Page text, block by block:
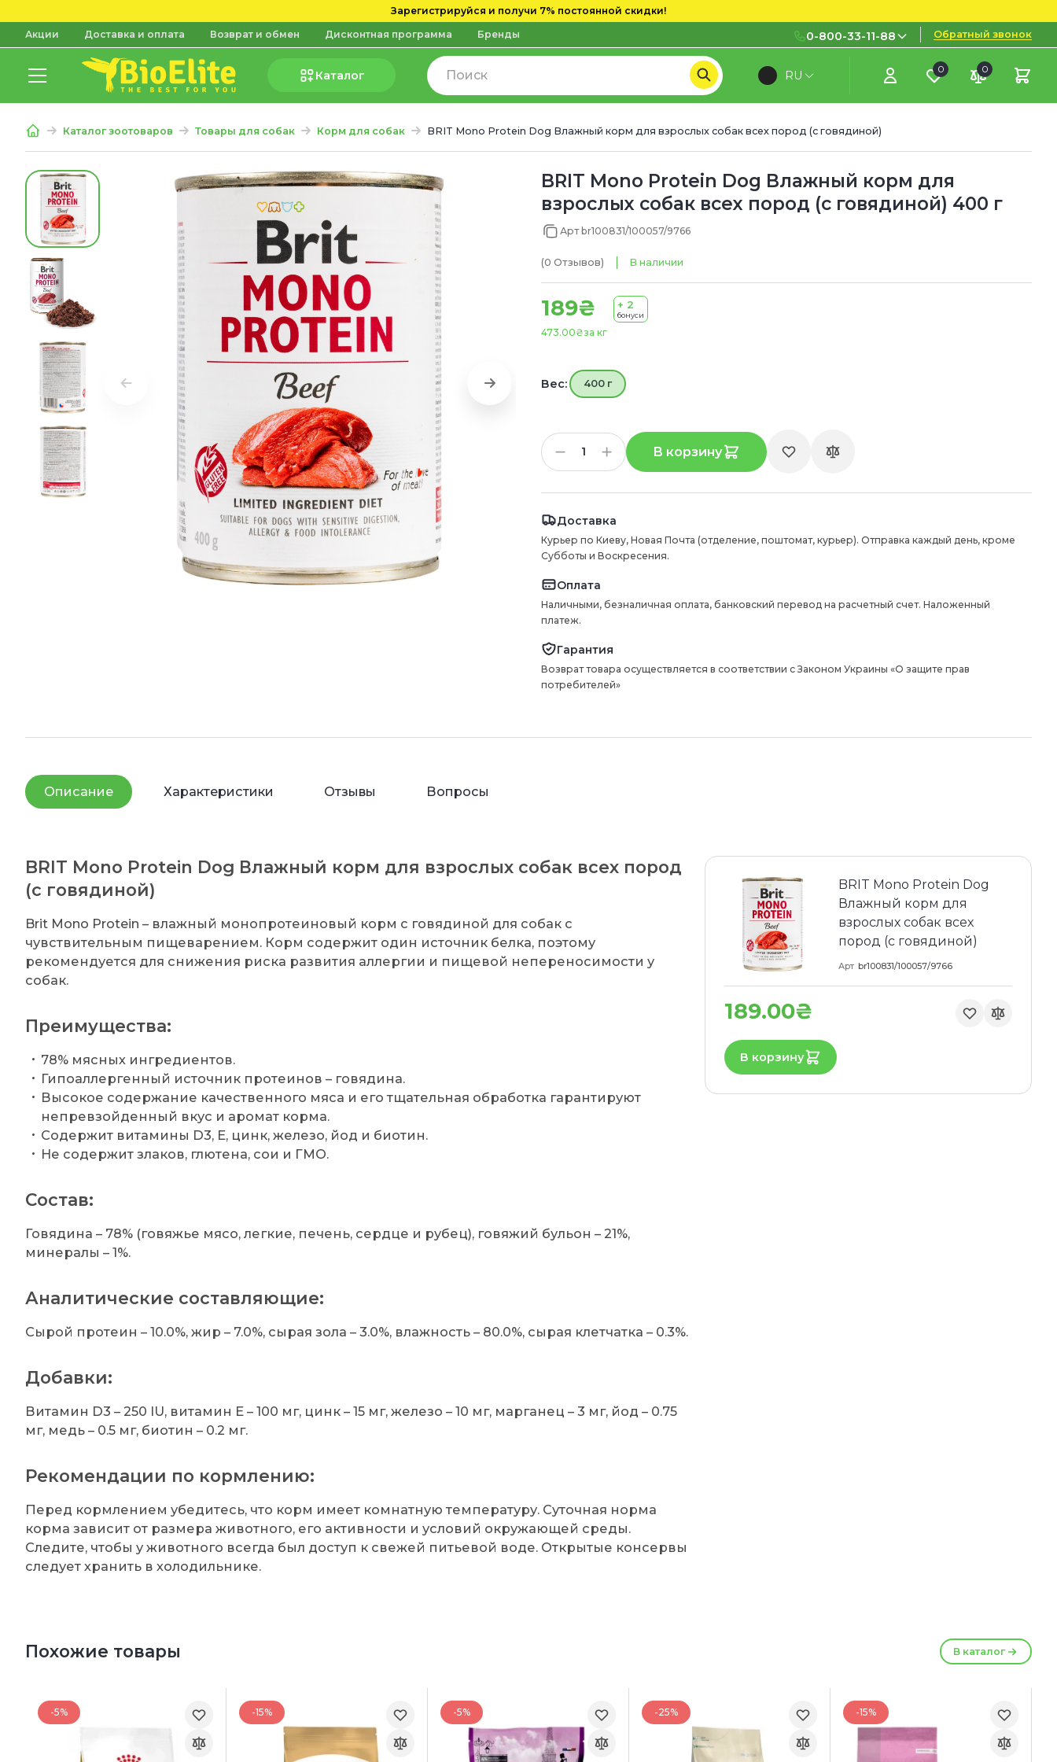
Зарегистрируйся и получи 7% постоянной скидки!
Акции Доставка и оплата Возврат и обмен Дисконтная программа Бренды 0-800-33-11-88
0-800-33-11-88
Бесплатно с городских и
(097) 133 11 88
(095) 133 11 88
(073) 133 11 88
Обратный звонок
Каталог RU 0 0
Каталог зоотоваров Товары для собак Корм для собак BRIT Mono Protein Dog Влажный корм для взрослых собак всех пород (с говядиной)
BRIT Mono Protein Dog Влажный корм для
взрослых собак всех пород (с говядиной) 400 г
Арт br100831/100057/9766
(0 Отзывов) В наличии
189₴
за кг
473.00₴
+ 2
бонуси
Вес: 400 г
В корзину
Доставка
Курьер по Киеву, Новая Почта (отделение, поштомат, курьер). Отправка каждый день, кроме
Субботы и Воскресения.
Оплата
Наличными, безналичная оплата, банковский перевод на расчетный счет. Наложенный
платеж.
Гарантия
Возврат товара осуществляется в соответствии с Законом Украины «О защите прав
потребителей»
Описание Характеристики Отзывы Вопросы
BRIT Mono Protein Dog Влажный корм для взрослых собак всех пород
(с говядиной)
Brit Mono Protein – влажный монопротеиновый корм с говядиной для собак с
чувствительным пищеварением. Корм содержит один источник белка, поэтому
рекомендуется для снижения риска развития аллергии и пищевой непереносимости у
собак.
Преимущества:
78% мясных ингредиентов.
Гипоаллергенный источник протеинов – говядина.
Высокое содержание качественного мяса и его тщательная обработка гарантируют
непревзойденный вкус и аромат корма.
Содержит витамины D3, Е, цинк, железо, йод и биотин.
Не содержит злаков, глютена, сои и ГМО.
Состав:
Говядина – 78% (говяжье мясо, легкие, печень, сердце и рубец), говяжий бульон – 21%,
минералы – 1%.
Аналитические составляющие:
Сырой протеин – 10.0%, жир – 7.0%, сырая зола – 3.0%, влажность – 80.0%, сырая клетчатка – 0.3%.
Добавки:
Витамин D3 – 250 IU, витамин E – 100 мг, цинк – 15 мг, железо – 10 мг, марганец – 3 мг, йод – 0.75
мг, медь – 0.5 мг, биотин – 0.2 мг.
Рекомендации по кормлению:
Перед кормлением убедитесь, что корм имеет комнатную температуру. Суточная норма
корма зависит от размера животного, его активности и условий окружающей среды.
Следите, чтобы у животного всегда был доступ к свежей питьевой воде. Открытые консервы
следует хранить в холодильнике.
BRIT Mono Protein Dog
Влажный корм для
взрослых собак всех
пород (с говядиной)
Арт br100831/100057/9766
189.00₴
В корзину
Похожие товары В каталог
-5% -15% -5% -25% -15%